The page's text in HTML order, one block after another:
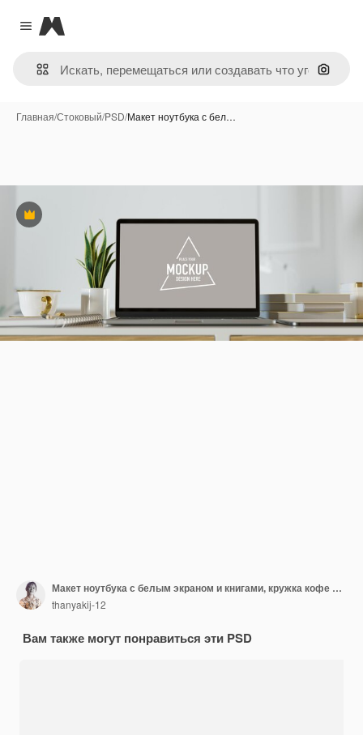
Close menu
Magnific
Поиск
Главная/Стоковый/PSD/Макет ноутбука с бел…
Премиум
Макет ноутбука с белым экраном и книгами, кружка кофе с маленьким растением на уютном рабочем столе на белом фоне
thanyakij-12
Вам также могут понравиться эти PSD